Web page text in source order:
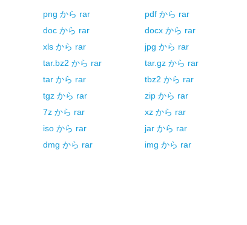
png から rar pdf から rar
doc から rar docx から rar
xls から rar jpg から rar
tar.bz2 から rar tar.gz から rar
tar から rar tbz2 から rar
tgz から rar zip から rar
7z から rar xz から rar
iso から rar jar から rar
dmg から rar img から rar